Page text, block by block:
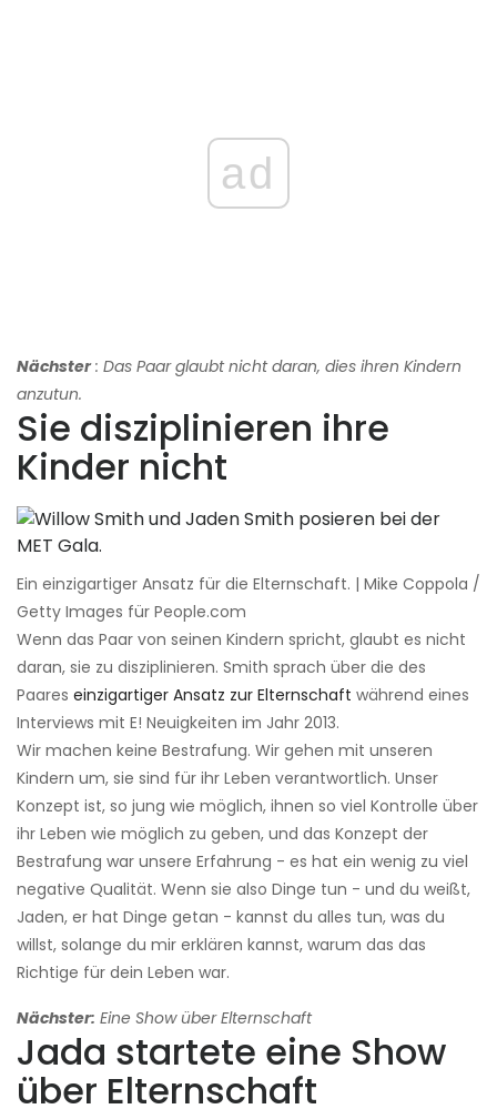
ad
Nächster : Das Paar glaubt nicht daran, dies ihren Kindern
anzutun.
Sie disziplinieren ihre
Kinder nicht
Ein einzigartiger Ansatz für die Elternschaft. | Mike Coppola /
Getty Images für People.com
Wenn das Paar von seinen Kindern spricht, glaubt es nicht
daran, sie zu disziplinieren. Smith sprach über die des
Paares einzigartiger Ansatz zur Elternschaft während eines
Interviews mit E! Neuigkeiten im Jahr 2013.
Wir machen keine Bestrafung. Wir gehen mit unseren
Kindern um, sie sind für ihr Leben verantwortlich. Unser
Konzept ist, so jung wie möglich, ihnen so viel Kontrolle über
ihr Leben wie möglich zu geben, und das Konzept der
Bestrafung war unsere Erfahrung - es hat ein wenig zu viel
negative Qualität. Wenn sie also Dinge tun - und du weißt,
Jaden, er hat Dinge getan - kannst du alles tun, was du
willst, solange du mir erklären kannst, warum das das
Richtige für dein Leben war.
Nächster: Eine Show über Elternschaft
Jada startete eine Show
über Elternschaft